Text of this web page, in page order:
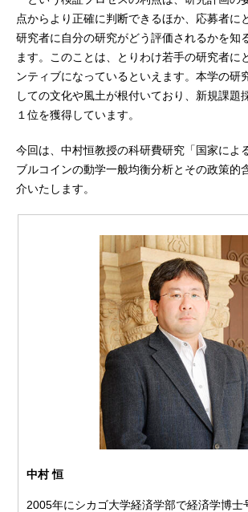
点からより正確に判断できるほか、応募者に
研究者に自分の研究がどう評価されるかを知
ます。このことは、とりわけ若手の研究者に
ンティブになっているといえます。本学の研
しての文化や風土が根付いており、新規課題
１位を獲得しています。
今回は、中村恒教授の科研費研究「国家によ
ブルコインの動学一般均衡分析とその政策的
介いたします。
中村 恒
2005年にシカゴ大学経済学部で経済学博士